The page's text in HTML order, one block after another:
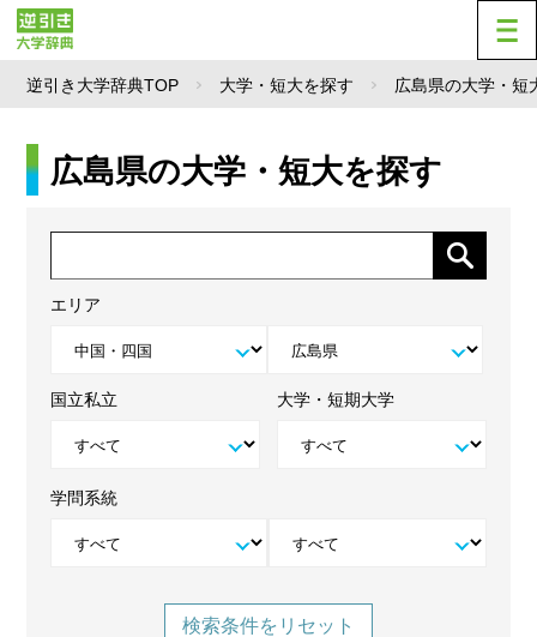
逆引き大学辞典TOP 大学・短大を探す 広島県の大学・短
広島県の大学・短大を探す
エリア
国立私立 大学・短期大学
学問系統
検索条件をリセット